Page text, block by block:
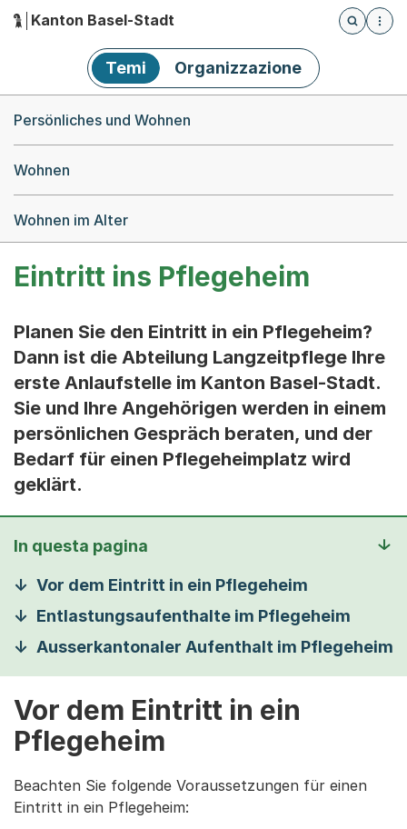
Hauptnavigation
Kanton Basel-Stadt
Öffnet
Temi Organizzazione
Persönliches und Wohnen
Wohnen
Wohnen im Alter
Eintritt ins Pflegeheim
Planen Sie den Eintritt in ein Pflegeheim?
Dann ist die Abteilung Langzeitpflege Ihre
erste Anlaufstelle im Kanton Basel-Stadt.
Sie und Ihre Angehörigen werden in einem
persönlichen Gespräch beraten, und der
Bedarf für einen Pflegeheimplatz wird
geklärt.
In questa pagina
Vor dem Eintritt in ein Pflegeheim
Entlastungsaufenthalte im Pflegeheim
Ausserkantonaler Aufenthalt im Pflegeheim
Vor dem Eintritt in ein
Pflegeheim
Beachten Sie folgende Voraussetzungen für einen
Eintritt in ein Pflegeheim: